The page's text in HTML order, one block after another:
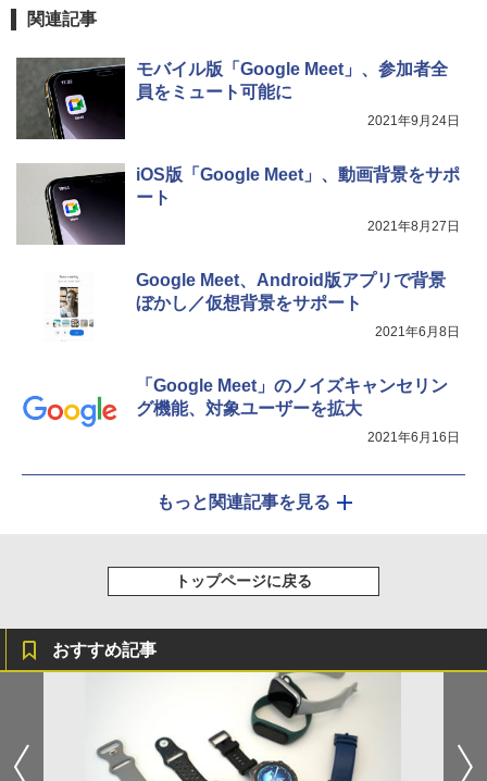
関連記事
モバイル版「Google Meet」、参加者全
員をミュート可能に
2021年9月24日
iOS版「Google Meet」、動画背景をサポ
ート
2021年8月27日
Google Meet、Android版アプリで背景
ぼかし／仮想背景をサポート
2021年6月8日
「Google Meet」のノイズキャンセリン
グ機能、対象ユーザーを拡大
2021年6月16日
もっと関連記事を見る
トップページに戻る
おすすめ記事